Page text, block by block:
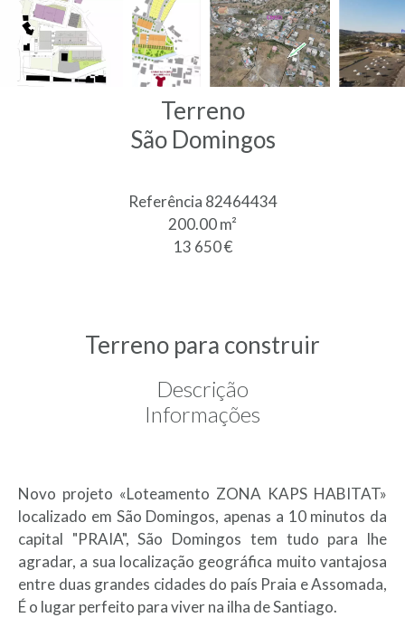
Terreno
São Domingos
Referência 82464434
200.00m²
13 650 €
Terreno para construir
Descrição
Informações
Novo projeto «Loteamento ZONA KAPS HABITAT»
localizado em São Domingos, apenas a 10 minutos da
capital "PRAIA", São Domingos tem tudo para lhe
agradar, a sua localização geográfica muito vantajosa
entre duas grandes cidades do país Praia e Assomada,
É o lugar perfeito para viver na ilha de Santiago.